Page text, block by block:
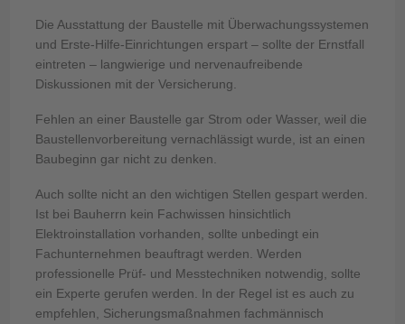
Die Ausstattung der Baustelle mit Überwachungssystemen
und Erste-Hilfe-Einrichtungen erspart – sollte der Ernstfall
eintreten – langwierige und nervenaufreibende
Diskussionen mit der Versicherung.
Fehlen an einer Baustelle gar Strom oder Wasser, weil die
Baustellenvorbereitung vernachlässigt wurde, ist an einen
Baubeginn gar nicht zu denken.
Auch sollte nicht an den wichtigen Stellen gespart werden.
Ist bei Bauherrn kein Fachwissen hinsichtlich
Elektroinstallation vorhanden, sollte unbedingt ein
Fachunternehmen beauftragt werden. Werden
professionelle Prüf- und Messtechniken notwendig, sollte
ein Experte gerufen werden. In der Regel ist es auch zu
empfehlen, Sicherungsmaßnahmen fachmännisch